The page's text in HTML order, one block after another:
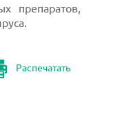
препаратов,
Распечатать